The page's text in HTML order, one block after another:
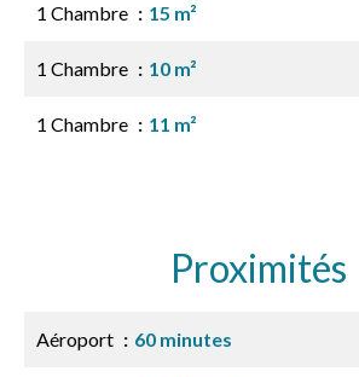
1 Chambre 15 m²
1 Chambre 10 m²
1 Chambre 11 m²
Proximités
Aéroport 60 minutes